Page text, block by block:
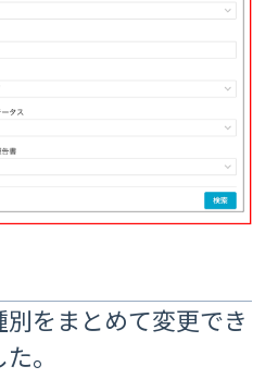
をまとめて変更でき
。